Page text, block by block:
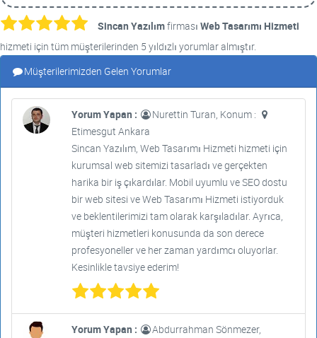
Sincan Yazılımfirması Web Tasarımı Hizmeti
hizmeti için tüm müşterilerinden 5 yıldızlı yorumlar almıştır.
Müşterilerimizden Gelen Yorumlar
Yorum Yapan :
Nurettin Turan, Konum :
Etimesgut Ankara
Sincan Yazılım, Web Tasarımı Hizmeti hizmeti için
kurumsal web sitemizi tasarladı ve gerçekten
harika bir iş çıkardılar. Mobil uyumlu ve SEO dostu
bir web sitesi ve Web Tasarımı Hizmeti istiyorduk
ve beklentilerimizi tam olarak karşıladılar. Ayrıca,
müşteri hizmetleri konusunda da son derece
profesyoneller ve her zaman yardımcı oluyorlar.
Kesinlikle tavsiye ederim!
Yorum Yapan :
Abdurrahman Sönmezer,